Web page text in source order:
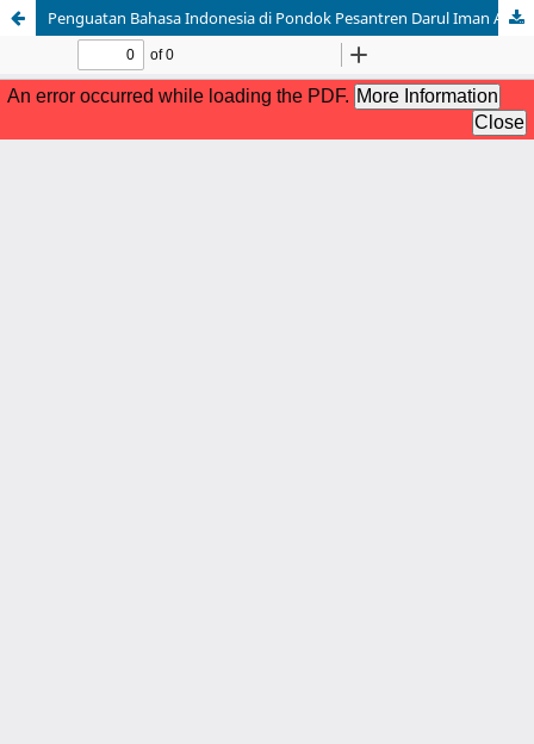
Penguatan Bahasa Indonesia di Pondok Pesantren Darul Iman Aceh Tenggara dalam Upaya Pembentukan Karakter Santri